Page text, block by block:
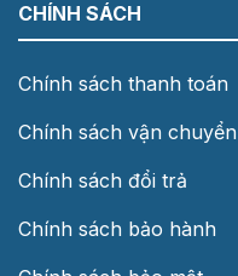
CHÍNH SÁCH
Chính sách thanh toán
Chính sách vận chuyển
Chính sách đổi trả
Chính sách bảo hành